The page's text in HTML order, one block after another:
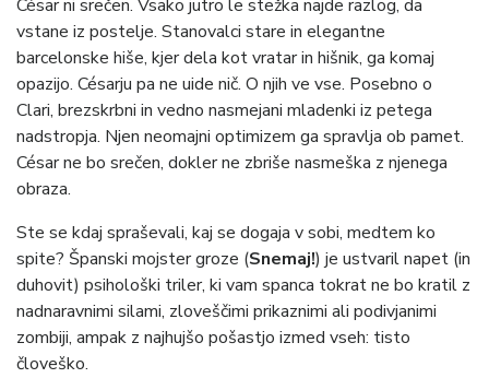
César ni srečen. Vsako jutro le stežka najde razlog, da
vstane iz postelje. Stanovalci stare in elegantne
barcelonske hiše, kjer dela kot vratar in hišnik, ga komaj
opazijo. Césarju pa ne uide nič. O njih ve vse. Posebno o
Clari, brezskrbni in vedno nasmejani mladenki iz petega
nadstropja. Njen neomajni optimizem ga spravlja ob pamet.
César ne bo srečen, dokler ne zbriše nasmeška z njenega
obraza.
Ste se kdaj spraševali, kaj se dogaja v sobi, medtem ko
spite? Španski mojster groze (Snemaj!) je ustvaril napet (in
duhovit) psihološki triler, ki vam spanca tokrat ne bo kratil z
nadnaravnimi silami, zloveščimi prikaznimi ali podivjanimi
zombiji, ampak z najhujšo pošastjo izmed vseh: tisto
človeško.